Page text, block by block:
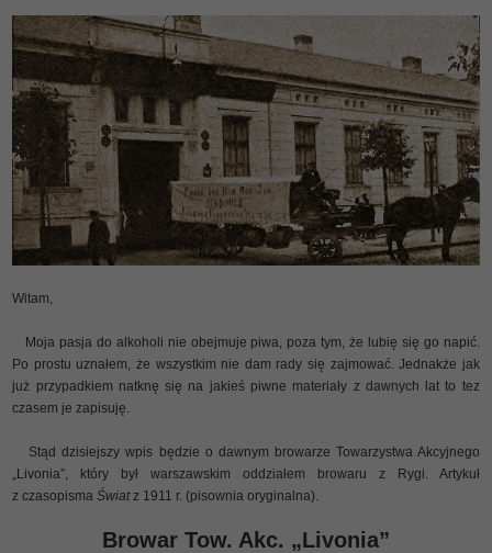
Witam,
Moja pasja do alkoholi nie obejmuje piwa, poza tym, że lubię się go napić.
Po prostu uznałem, że wszystkim nie dam rady się zajmować. Jednakże jak
już przypadkiem natknę się na jakieś piwne materiały z dawnych lat to tez
czasem je zapisuję.
Stąd dzisiejszy wpis będzie o dawnym browarze Towarzystwa Akcyjnego
„Livonia”, który był warszawskim oddziałem browaru z Rygi. Artykuł
z czasopismaŚwiatz 1911 r. (pisownia oryginalna).
Browar Tow. Akc. „Livonia”